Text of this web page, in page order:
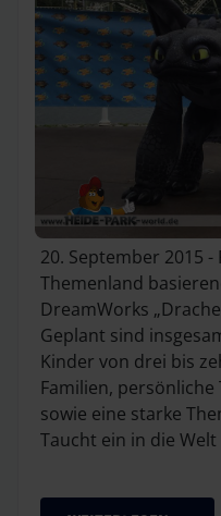
20. September 2015
Themenland
DreamWorks
Geplant sind
Kinder von drei bis
Familien,
sowie eine starke
Taucht ein in die